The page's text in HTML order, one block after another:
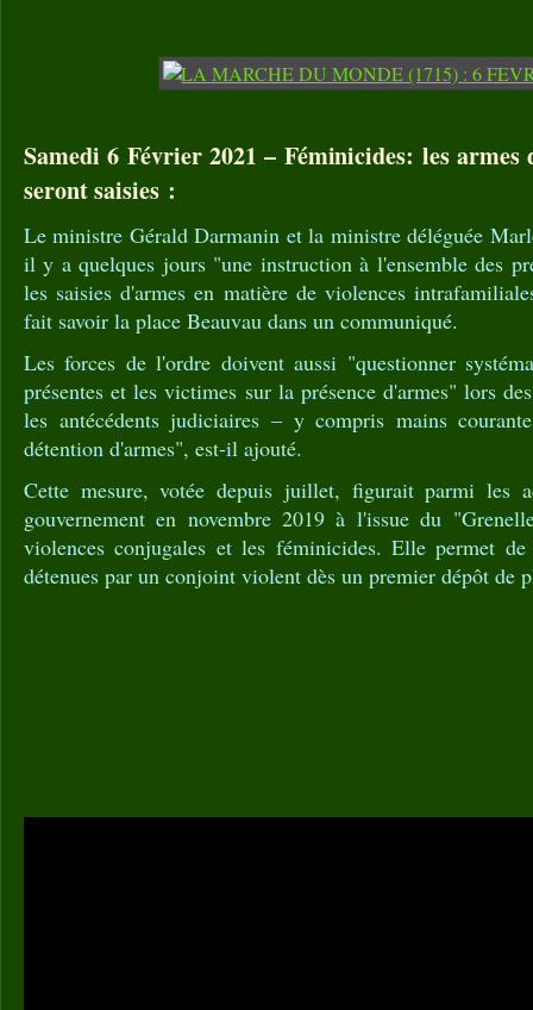
Samedi 6 Février 2021 – Féminicides: les
seront saisies :
Le ministre Gérald Darmanin et la ministre déléguée
il y a quelques jours "une instruction à l'ensemble des
les saisies d'armes en matière de violences
fait savoir la place Beauvau dans un communiqué.
Les forces de l'ordre doivent aussi "questionner
présentes et les victimes sur la présence d'armes" lors
les antécédents judiciaires – y compris mains
détention d'armes", est-il ajouté.
Cette mesure, votée depuis juillet, figurait parmi les
gouvernement en novembre 2019 à l'issue du
violences conjugales et les féminicides. Elle permet
détenues par un conjoint violent dès un premier dépôt de